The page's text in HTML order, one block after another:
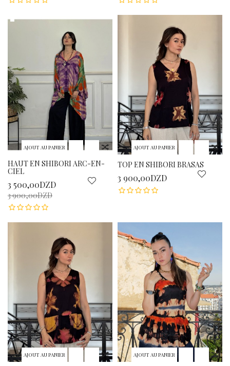
AJOUT AU PANIER
HAUT EN SHIBORI ARC-EN-
CIEL
3 500,00DZD
3 900,00DZD
AJOUT AU PANIER
TOP EN SHIBORI BRASAS
3 900,00DZD
AJOUT AU PANIER AJOUT AU PANIER